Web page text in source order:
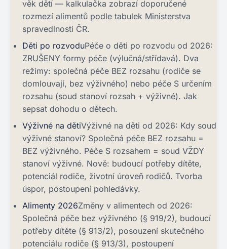
věk dětí — kalkulačka zobrazí doporučené
rozmezí alimentů podle tabulek Ministerstva
spravedlnosti ČR.
Děti po rozvoduPéče o děti po rozvodu od 2026:
ZRUŠENY formy péče (výlučná/střídavá). Dva
režimy: společná péče BEZ rozsahu (rodiče se
domlouvají, bez výživného) nebo péče S určením
rozsahu (soud stanoví rozsah + výživné). Jak
sepsat dohodu o dětech.
Výživné na dětiVýživné na děti od 2026: Kdy soud
výživné stanoví? Společná péče BEZ rozsahu =
BEZ výživného. Péče S rozsahem = soud VŽDY
stanoví výživné. Nově: budoucí potřeby dítěte,
potenciál rodiče, životní úroveň rodičů. Tvorba
úspor, postoupení pohledávky.
Alimenty 2026Změny v alimentech od 2026:
Společná péče bez výživného (§ 919/2), budoucí
potřeby dítěte (§ 913/2), posouzení skutečného
potenciálu rodiče (§ 913/3), postoupení